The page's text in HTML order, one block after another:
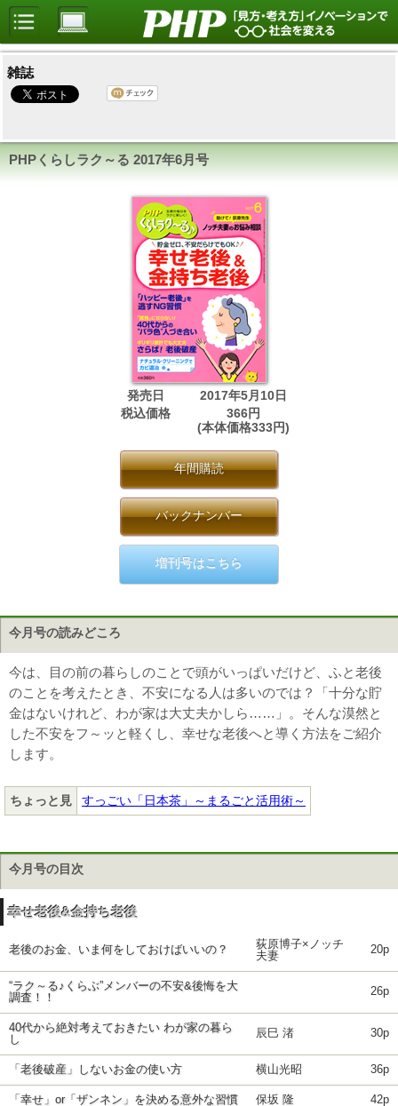
雑誌
PHPくらしラク～る 2017年6月号
発売日
2017年5月10日
税込価格
366円
(本体価格333円)
年間購読
バックナンバー
増刊号はこちら
今月号の読みどころ
今は、目の前の暮らしのことで頭がいっぱいだけど、ふと老後
のことを考えたとき、不安になる人は多いのでは？「十分な貯
金はないけれど、わが家は大丈夫かしら……」。そんな漠然と
した不安をフ～ッと軽くし、幸せな老後へと導く方法をご紹介
します。
ちょっと見 すっごい「日本茶」～まるごと活用術～
今月号の目次
幸せ老後&金持ち老後
老後のお金、いま何をしておけばいいの？
荻原博子×ノッチ
夫妻
20p
“ラク～る♪くらぶ”メンバーの不安&後悔を大
調査！！
26p
40代から絶対考えておきたい わが家の暮ら
し
辰巳 渚 30p
「老後破産」しないお金の使い方 横山光昭 36p
「幸せ」or「ザンネン」を決める意外な習慣 保坂 隆 42p